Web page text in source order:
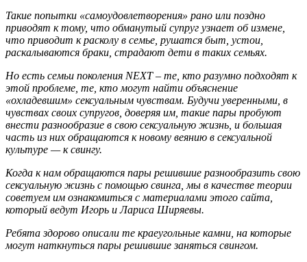
Такие попытки «самоудовлетворения» рано или поздно
приводят к тому, что обманутый супруг узнает об измене,
что приводит к расколу в семье, рушатся быт, устои,
раскалываются браки, страдают дети в таких семьях.
Но есть семьи поколения NEXT – те, кто разумно подходят к
этой проблеме, те, кто могут найти объяснение
«охладевшим» сексуальным чувствам. Будучи уверенными, в
чувствах своих супругов, доверяя им, такие пары пробуют
внести разнообразие в свою сексуальную жизнь, и большая
часть из них обращаются к новому веянию в сексуальной
культуре — к свингу.
Когда к нам обращаются пары решившие разнообразить свою
сексуальную жизнь с помощью свинга, мы в качестве теории
советуем им ознакомиться с материалами этого сайта,
который ведут Игорь и Лариса Ширяевы.
Ребята здорово описали те краеугольные камни, на которые
могут наткнуться пары решившие заняться свингом.